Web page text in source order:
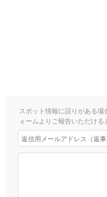
スポット情報に誤りがある
ォームよりご報告いただける